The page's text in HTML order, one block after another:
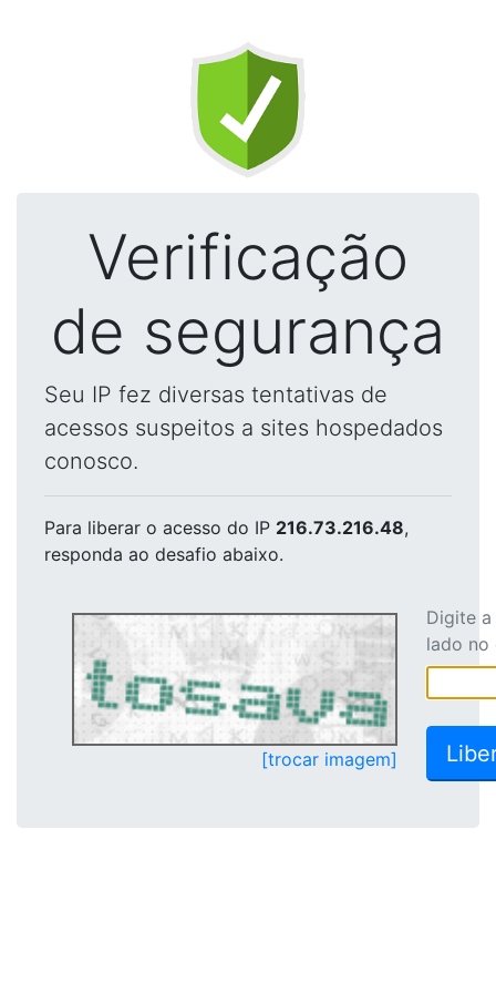
Verificação
de segurança
Seu IP fez diversas tentativas de
acessos suspeitos a sites hospedados
conosco.
Para liberar o acesso do IP 216.73.216.48,
responda ao desafio abaixo.
[trocar imagem]
Digite
lado no